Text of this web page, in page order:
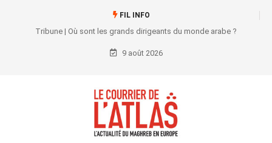
FIL INFO
Tribune | Où sont les grands dirigeants du monde arabe ?
9 août 2026